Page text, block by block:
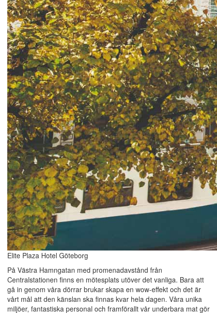
Elite Plaza Hotel Göteborg
På Västra Hamngatan med promenadavstånd från
Centralstationen finns en mötesplats utöver det vanliga. Bara att
gå in genom våra dörrar brukar skapa en wow-effekt och det är
vårt mål att den känslan ska finnas kvar hela dagen. Våra unika
miljöer, fantastiska personal och framförallt vår underbara mat gör